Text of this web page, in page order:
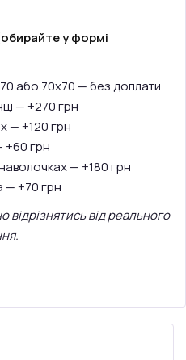
у формі
або 70х70 — без доплати
— +270 грн
— +120 грн
+60 грн
— +180 грн
— +70 грн
від реального